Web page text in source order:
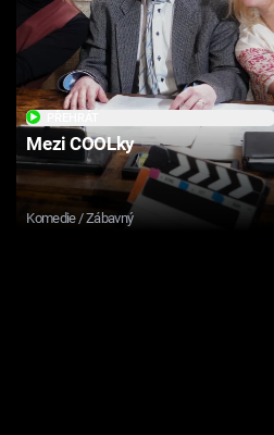
Mezi COOLky
Komedie / Zábavný